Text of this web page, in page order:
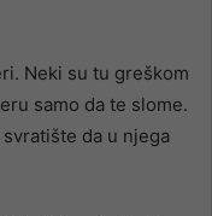
Neki su tu greškom
samo da te slome.
da u njega